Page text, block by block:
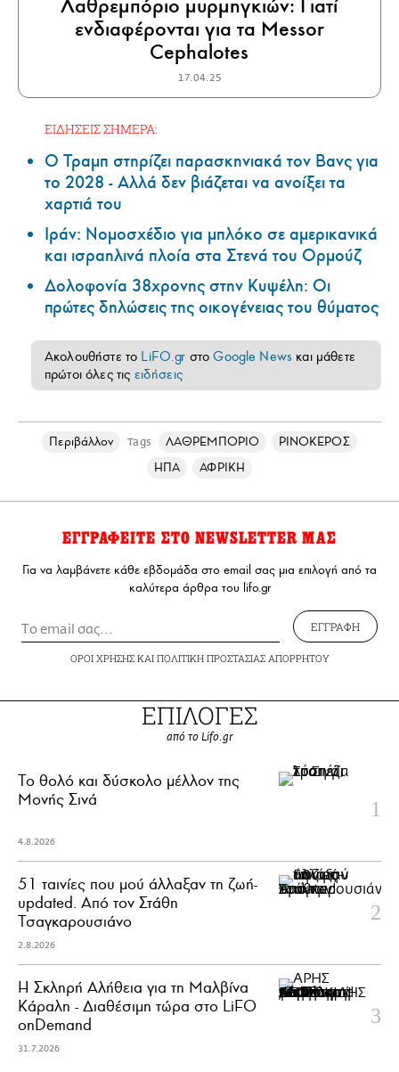
Λαθρεμπόριο μυρμηγκιών: Γιατί
ενδιαφέρονται για τα Messor
Cephalotes
17.04.25
ΕΙΔΗΣΕΙΣ ΣΗΜΕΡΑ:
Ο Τραμπ στηρίζει παρασκηνιακά τον Βανς για
το 2028 - Αλλά δεν βιάζεται να ανοίξει τα
χαρτιά του
Ιράν: Νομοσχέδιο για μπλόκο σε αμερικανικά
και ισραηλινά πλοία στα Στενά του Ορμούζ
Δολοφονία 38χρονης στην Κυψέλη: Οι
πρώτες δηλώσεις της οικογένειας του θύματος
Ακολουθήστε το LiFO.gr στοGoogle News και μάθετε
πρώτοι όλες τις ειδήσεις
Περιβάλλον Tags ΛΑΘΡΕΜΠΟΡΙΟ
ΡΙΝΟΚΕΡΟΣ
ΗΠΑ
ΑΦΡΙΚΗ
ΕΓΓΡΑΦΕΙΤΕ ΣΤΟ NEWSLETTER ΜΑΣ
Για να λαμβάνετε κάθε εβδομάδα στο email σας μια επιλογή από τα
καλύτερα άρθρα του lifo.gr
ΕΓΓΡΑΦΗ
ΟΡΟΙ ΧΡΗΣΗΣΚΑΙ ΠΟΛΙΤΙΚΗ ΠΡΟΣΤΑΣΙΑΣ ΑΠΟΡΡΗΤΟΥ
ΕΠΙΛΟΓΕΣ
από το Lifo.gr
Το θολό και δύσκολο μέλλον της
Μονής Σινά
4.8.2026
51 ταινίες που μού άλλαξαν τη ζωή-
updated. Aπό τον Στάθη
Τσαγκαρουσιάνο
2.8.2026
Η Σκληρή Αλήθεια για τη Μαλβίνα
Κάραλη - Διαθέσιμη τώρα στo LiFO
onDemand
31.7.2026